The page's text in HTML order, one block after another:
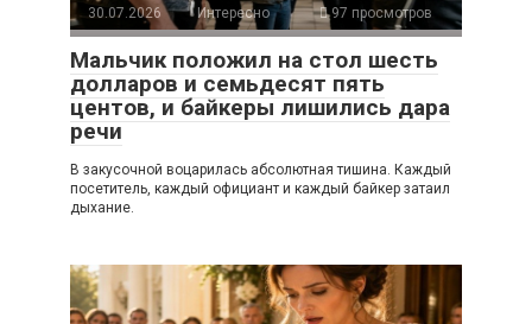
30.07.2026 Интересно 97 просмотров
Мальчик положил на стол шесть
долларов и семьдесят пять
центов, и байкеры лишились дара
речи
В закусочной воцарилась абсолютная тишина. Каждый
посетитель, каждый официант и каждый байкер затаил
дыхание.